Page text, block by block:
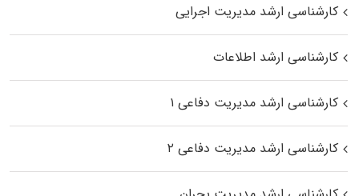
کارشناسی ارشد مدیریت اجرایی
کارشناسی ارشد اطلاعات
کارشناسی ارشد مدیریت دفاعی ۱
کارشناسی ارشد مدیریت دفاعی ۲